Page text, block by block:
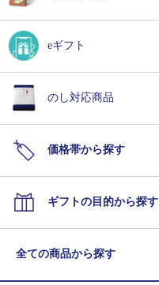
eギフト
のし対応商品
価格帯から探す
ギフトの目的から探す
全ての商品から探す